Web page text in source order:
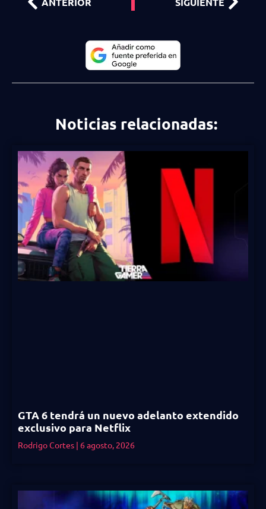
Noticias relacionadas:
GTA 6 tendrá un nuevo adelanto extendido
exclusivo para Netflix
Rodrigo Cortes 6 agosto, 2026